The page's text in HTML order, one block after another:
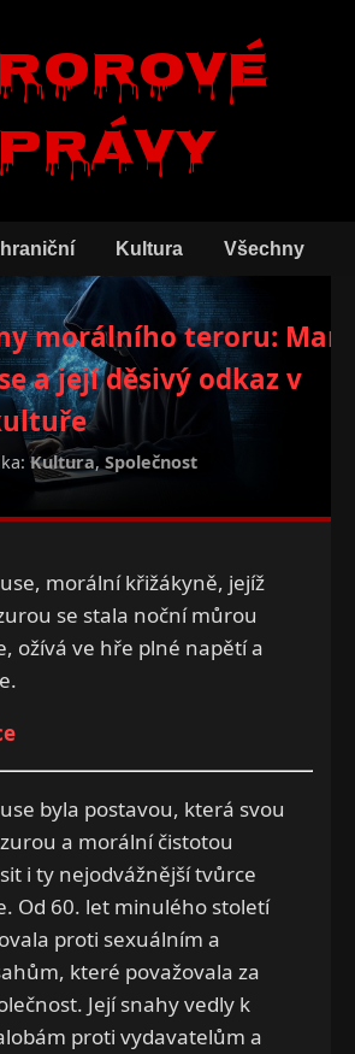
Kultura Všechny
morálního teroru: Mary
a její děsivý odkaz v
Kultura, Společnost
morální křižákyně, jejíž
se stala noční můrou
ožívá ve hře plné napětí a
byla postavou, která svou
a morální čistotou
i ty nejodvážnější tvůrce
Od 60. let minulého století
proti sexuálním a
které považovala za
Její snahy vedly k
proti vydavatelům a